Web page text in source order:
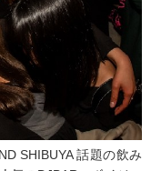
SHIBUYA 話題の飲み